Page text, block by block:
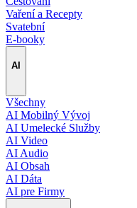
Vaření a Recepty
Svatební
E-booky
AI
Všechny
AI Mobilný Vývoj
AI Umelecké Služby
AI Video
AI Audio
AI Obsah
AI Dáta
AI pre Firmy